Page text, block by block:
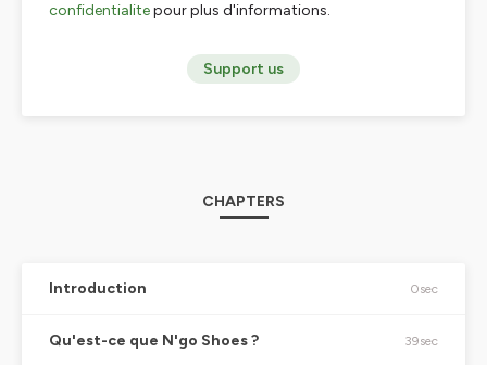
confidentialitepour plus d'informations.
Support us
CHAPTERS
Introduction 0sec
Qu'est-ce que N'go Shoes ? 39sec